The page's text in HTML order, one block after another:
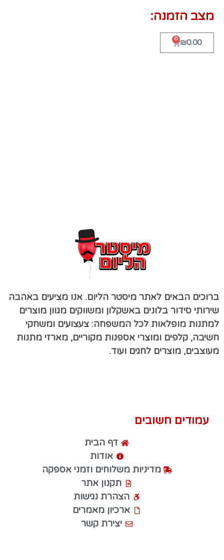
מצב הזמנה:
₪0.00
0
ברוכים הבאים לאתר מיסטר הליום. אנו מציעים באהבה
שירותי סידור בלונים באשקלון ומשווקים מגוון מוצרים
למתנות מופלאות לכל המשפחה: צעצועים ומשחקי
חשיבה, קלפים ומוצרי אספנות מקוריים, מארזי מתנות
מעוצבים, מוצרים לחגים ועוד.
עמודים חשובים
דף הבית
אודות
מדיניות משלוחים וזמני אספקה
תקנון אתר
הצהרת נגישות
ארכיון מאמרים
יצירת קשר